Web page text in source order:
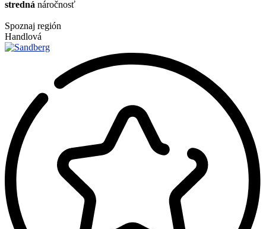
stredná náročnosť
Spoznaj región
Handlová